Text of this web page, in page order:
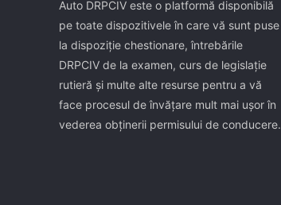
Auto DRPCIV este o platformă disponibilă
pe toate dispozitivele în care vă sunt puse
la dispoziţie chestionare, întrebările
DRPCIV de la examen, curs de legislaţie
rutieră şi multe alte resurse pentru a vă
face procesul de învăţare mult mai uşor în
vederea obţinerii permisului de conducere.